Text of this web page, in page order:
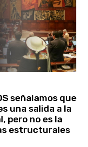
señalamos que
una salida a la
pero no es la
estructurales